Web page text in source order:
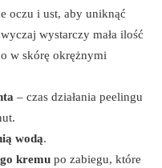
oczu i ust, aby uniknąć
wystarczy mała ilość
w skórę okrężnymi
– czas działania peelingu
wodą.
kremu po zabiegu, które